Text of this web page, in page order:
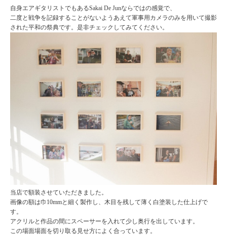
自身エアギタリストでもあるSakai De Junならではの感覚で、
二度と戦争を記録することがないようあえて軍事用カメラのみを用いて撮影
された平和の祭典です。是非チェックしてみてください。
当店で額装させていただきました。
画像の額は巾10mmと細く製作し、木目を残して薄く白塗装した仕上げで
す。
アクリルと作品の間にスペーサーを入れて少し奥行を出しています。
この場面場面を切り取る見せ方によく合っています。